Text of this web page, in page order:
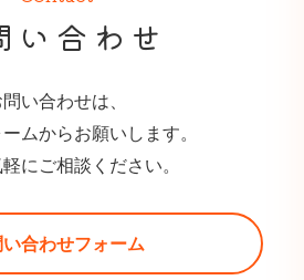
い合わせ
い合わせは、
ムからお願いします。
にご相談ください。
合わせフォーム